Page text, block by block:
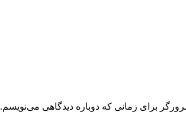
برای زمانی که دوباره دیدگاهی می‌نویسم.